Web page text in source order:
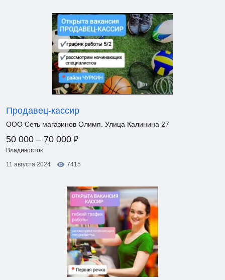
Продавец-кассир
ООО Сеть магазинов Олимп. Улица Калинина 27
50 000 – 70 000 ₽
Владивосток
11 августа 2024
7415